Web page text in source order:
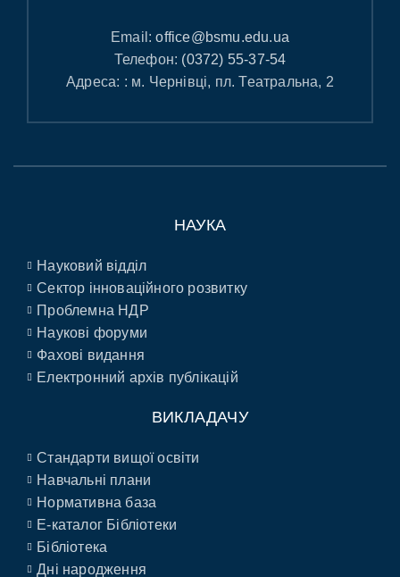
Email:office@bsmu.edu.ua
Телефон: (0372) 55-37-54
Адреса: : м. Чернівці, пл. Театральна, 2
НАУКА
Науковий відділ
Сектор інноваційного розвитку
Проблемна НДР
Наукові форуми
Фахові видання
Електронний архів публікацій
ВИКЛАДАЧУ
Стандарти вищої освіти
Навчальні плани
Нормативна база
E-каталог Бібліотеки
Бібліотека
Дні народження